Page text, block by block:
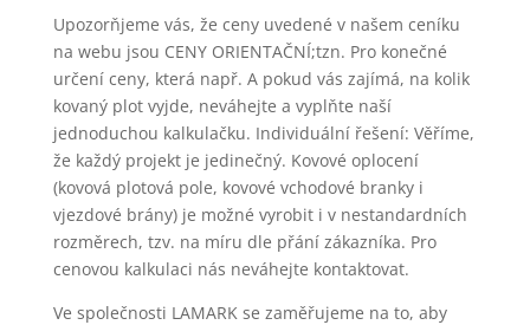
Upozorňjeme vás, že ceny uvedené v našem ceníku
na webu jsou CENY ORIENTAČNÍ;tzn. Pro konečné
určení ceny, která např. A pokud vás zajímá, na kolik
kovaný plot vyjde, neváhejte a vyplňte naší
jednoduchou kalkulačku. Individuální řešení: Věříme,
že každý projekt je jedinečný. Kovové oplocení
(kovová plotová pole, kovové vchodové branky i
vjezdové brány) je možné vyrobit i v nestandardních
rozměrech, tzv. na míru dle přání zákazníka. Pro
cenovou kalkulaci nás neváhejte kontaktovat.
Ve společnosti LAMARK se zaměřujeme na to, aby